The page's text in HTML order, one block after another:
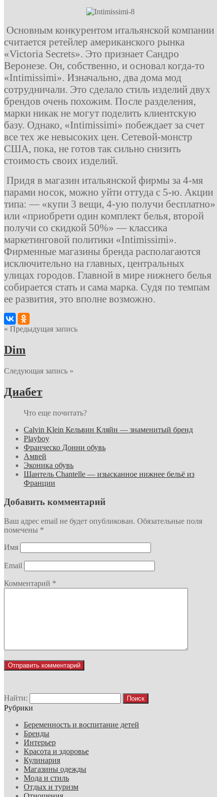
Основным конкурентом итальянской компании
считается ретейлер американского рынка
«Victoria Secrets». Это признает Сандро
Веронезе. Он, собственно, и основал когда-то
«Intimissimi». Изначально, два дома мод
сотрудничали. Это сделало стиль изделий двух
брендов очень похожим. После разделения,
марки никак не могут поделить клиентскую
базу. Однако, «Intimissimi» побеждает за счет
все тех же невысоких цен. Сетевой-монстр
США, пока, не готов так сильно снизить
стоимость своих изделий.
Придя в магазин итальянской фирмы за 4-мя
парами носок, можно уйти оттуда с 5-ю. Акции
типа: — «купи 3 вещи, 4-ую получи бесплатно»
или «приобрети один комплект белья, второй
получи со скидкой 50%» — классика
маркетинговой политики «Intimissimi».
Фирменные магазины бренда располагаются
исключительно на главных, центральных
улицах городов. Главной в мире нижнего белья
собирается стать и сама марка. Судя по темпам
ее развития, это вполне возможно.
« Предыдущая запись
Dim
Следующая запись »
Диабет
Что еще почитать?
Calvin Klein Кельвин Кляйн — знаменитый бренд
Playboy
Франческо Донни обувь
Амвей
Эконика обувь
Шантель Chantelle — изысканное нижнее бельё из
Франции
Добавить комментарий
Ваш адрес email не будет опубликован. Обязательные поля
помечены *
Имя
Email
Комментарий *
Найти:
Рубрики
Беременность и воспитание детей
Бренды
Интерьер
Красота и здоровье
Кулинария
Магазины одежды
Мода и стиль
Отдых и туризм